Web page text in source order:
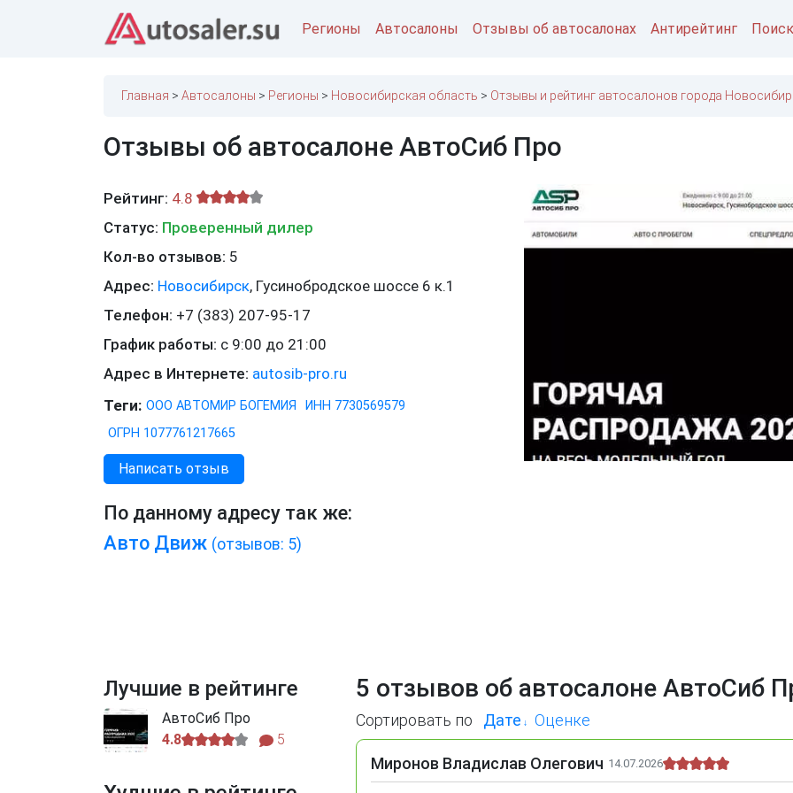
Регионы Автосалоны Отзывы об автосалонах Антирейтинг Поиск
Главная Автосалоны Регионы Новосибирская область Отзывы и рейтинг автосалонов города
Отзывы об автосалоне АвтоСиб Про
Рейтинг: 4.8
Статус: Проверенный дилер
Кол-во отзывов: 5
Адрес: Новосибирск, Гусинобродское шоссе 6 к.1
Телефон: +7 (383) 207-95-17
График работы: с 9:00 до 21:00
Адрес в Интернете: autosib-pro.ru
Теги: ООО АВТОМИР БОГЕМИЯ
ИНН 7730569579
ОГРН 1077761217665
Написать отзыв
По данному адресу так же:
Авто Движ (отзывов: 5)
5 отзывов об автосалоне АвтоСиб
Сортировать по Дате Оценке
Миронов Владислав Олегович 14.07.2026
Лучшие в рейтинге
АвтоСиб Про
4.8
5